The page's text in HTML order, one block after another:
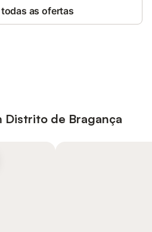
as ofertas
Distrito de Bragança